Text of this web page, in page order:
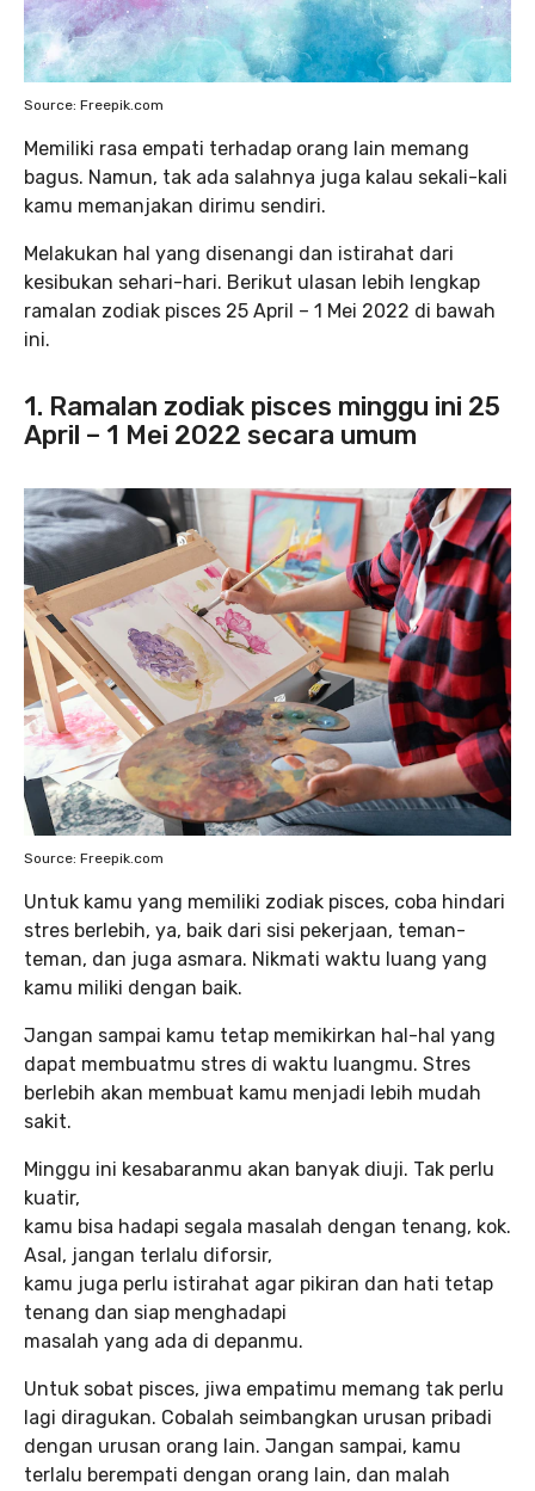
Source: Freepik.com
Memiliki rasa empati terhadap orang lain memang
bagus. Namun, tak ada salahnya juga kalau sekali-kali
kamu memanjakan dirimu sendiri.
Melakukan hal yang disenangi dan istirahat dari
kesibukan sehari-hari. Berikut ulasan lebih lengkap
ramalan zodiak pisces 25 April – 1 Mei 2022 di bawah
ini.
1. Ramalan zodiak pisces minggu ini 25
April – 1 Mei 2022 secara umum
Source: Freepik.com
Untuk kamu yang memiliki zodiak pisces, coba hindari
stres berlebih, ya, baik dari sisi pekerjaan, teman-
teman, dan juga asmara. Nikmati waktu luang yang
kamu miliki dengan baik.
Jangan sampai kamu tetap memikirkan hal-hal yang
dapat membuatmu stres di waktu luangmu. Stres
berlebih akan membuat kamu menjadi lebih mudah
sakit.
Minggu ini kesabaranmu akan banyak diuji. Tak perlu
kuatir,
kamu bisa hadapi segala masalah dengan tenang, kok.
Asal, jangan terlalu diforsir,
kamu juga perlu istirahat agar pikiran dan hati tetap
tenang dan siap menghadapi
masalah yang ada di depanmu.
Untuk sobat pisces, jiwa empatimu memang tak perlu
lagi diragukan. Cobalah seimbangkan urusan pribadi
dengan urusan orang lain. Jangan sampai, kamu
terlalu berempati dengan orang lain, dan malah